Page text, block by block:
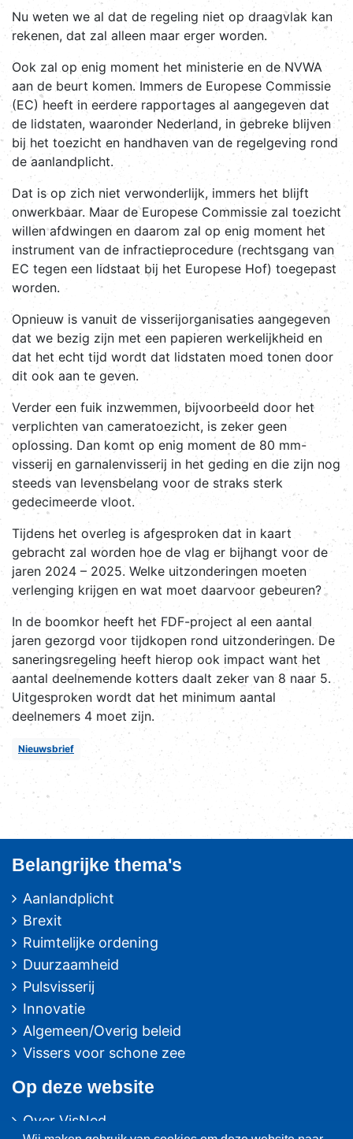
Nu weten we al dat de regeling niet op draagvlak kan
rekenen, dat zal alleen maar erger worden.
Ook zal op enig moment het ministerie en de NVWA
aan de beurt komen. Immers de Europese Commissie
(EC) heeft in eerdere rapportages al aangegeven dat
de lidstaten, waaronder Nederland, in gebreke blijven
bij het toezicht en handhaven van de regelgeving rond
de aanlandplicht.
Dat is op zich niet verwonderlijk, immers het blijft
onwerkbaar. Maar de Europese Commissie zal toezicht
willen afdwingen en daarom zal op enig moment het
instrument van de infractieprocedure (rechtsgang van
EC tegen een lidstaat bij het Europese Hof) toegepast
worden.
Opnieuw is vanuit de visserijorganisaties aangegeven
dat we bezig zijn met een papieren werkelijkheid en
dat het echt tijd wordt dat lidstaten moed tonen door
dit ook aan te geven.
Verder een fuik inzwemmen, bijvoorbeeld door het
verplichten van cameratoezicht, is zeker geen
oplossing. Dan komt op enig moment de 80 mm-
visserij en garnalenvisserij in het geding en die zijn nog
steeds van levensbelang voor de straks sterk
gedecimeerde vloot.
Tijdens het overleg is afgesproken dat in kaart
gebracht zal worden hoe de vlag er bijhangt voor de
jaren 2024 – 2025. Welke uitzonderingen moeten
verlenging krijgen en wat moet daarvoor gebeuren?
In de boomkor heeft het FDF-project al een aantal
jaren gezorgd voor tijdkopen rond uitzonderingen. De
saneringsregeling heeft hierop ook impact want het
aantal deelnemende kotters daalt zeker van 8 naar 5.
Uitgesproken wordt dat het minimum aantal
deelnemers 4 moet zijn.
Nieuwsbrief
Belangrijke thema's
Aanlandplicht
Brexit
Ruimtelijke ordening
Duurzaamheid
Pulsvisserij
Innovatie
Algemeen/Overig beleid
Vissers voor schone zee
Op deze website
Over VisNed